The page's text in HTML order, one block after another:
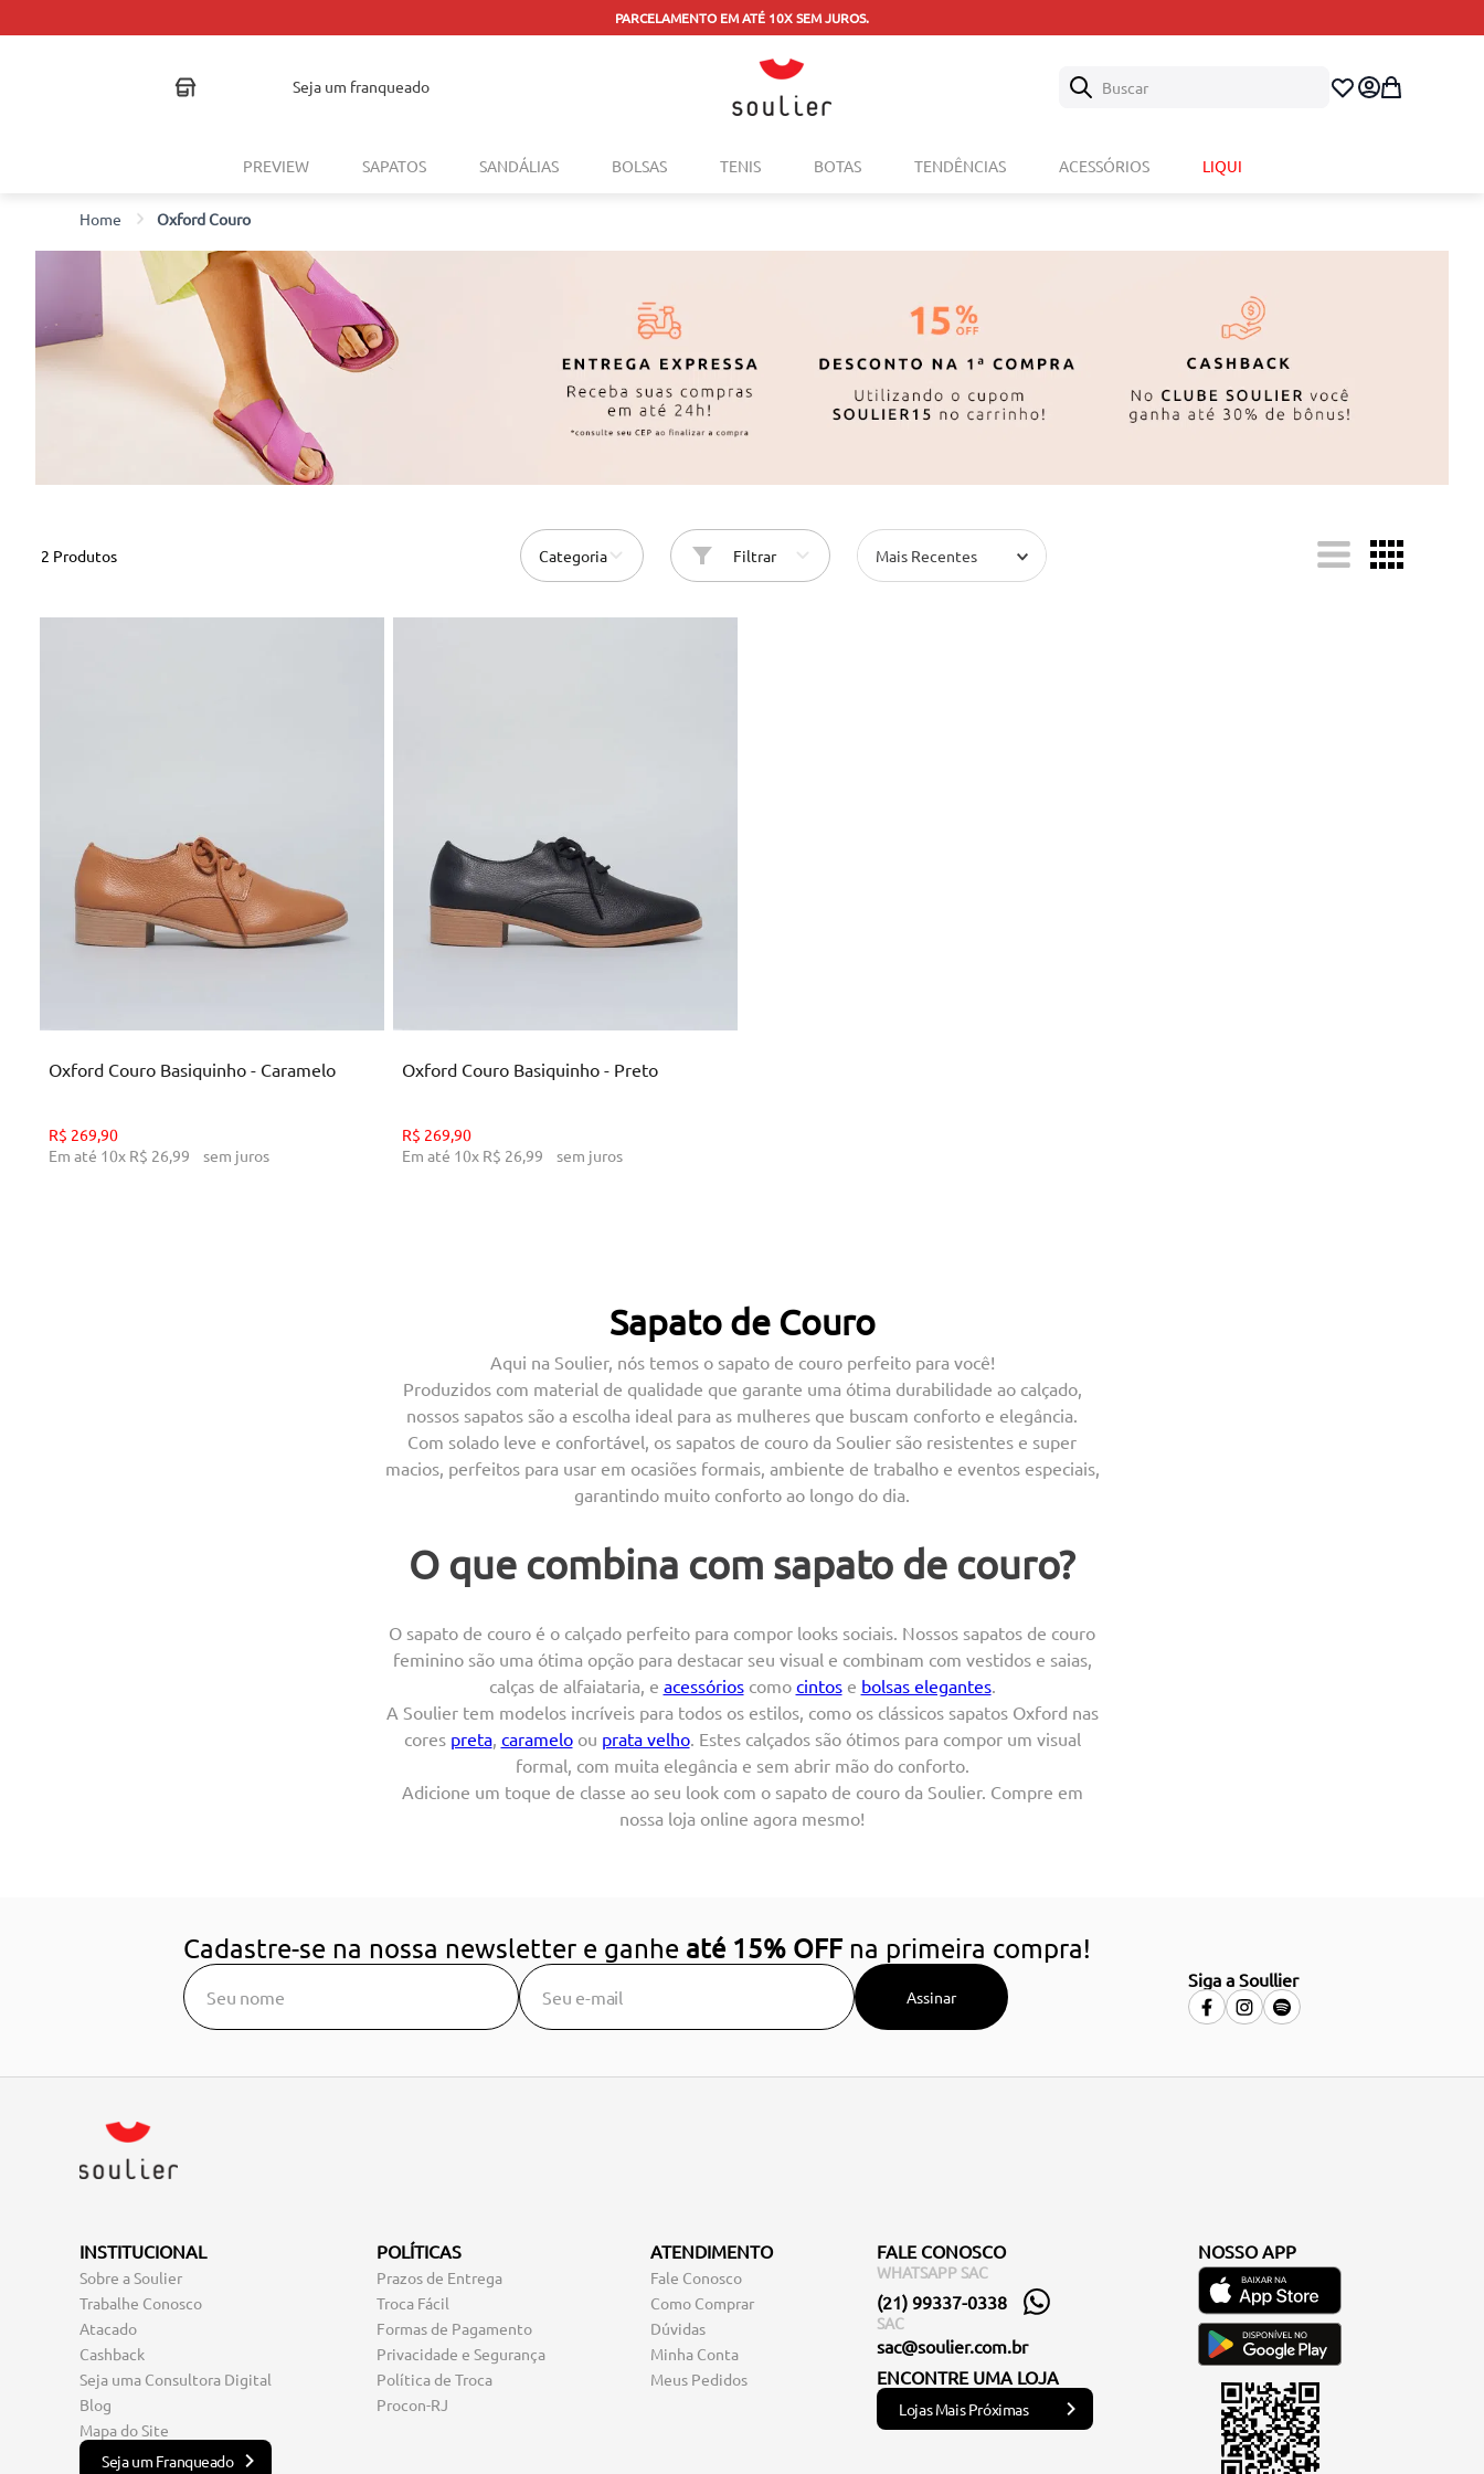
TROCA FÁCIL — TROQUE PELO SITE OU CONSULTE A LOJA MAIS PRÓXIMA.Consulte o regulamento de troca.
seja um franqueado Buscar
PREVIEW SAPATOS SANDÁLIAS BOLSAS TENIS BOTAS TENDÊNCIAS ACESSÓRIOS LIQUI
Oxford Couro
2 Produtos Categoria Filtrar Mais Recentes
Oxford Couro Basiquinho - Caramelo
R$ 269,90
Em até 10x R$ 26,99 sem juros
Oxford Couro Basiquinho - Preto
R$ 269,90
Em até 10x R$ 26,99 sem juros
Sapato de Couro
Aqui na Soulier, nós temos o sapato de couro perfeito para você!
Produzidos com material de qualidade que garante uma ótima durabilidade ao calçado,
nossos sapatos são a escolha ideal para as mulheres que buscam conforto e elegância.
Com solado leve e confortável, os sapatos de couro da Soulier são resistentes e super
macios, perfeitos para usar em ocasiões formais, ambiente de trabalho e eventos especiais,
garantindo muito conforto ao longo do dia.
O que combina com sapato de couro?
O sapato de couro é o calçado perfeito para compor looks sociais. Nossos sapatos de couro
feminino são uma ótima opção para destacar seu visual e combinam com vestidos e saias,
calças de alfaiataria, e acessórioscomo cintose bolsas elegantes.
A Soulier tem modelos incríveis para todos os estilos, como os clássicos sapatos Oxford nas
cores preta, carameloou prata velho. Estes calçados são ótimos para compor um visual
formal, com muita elegância e sem abrir mão do conforto.
Adicione um toque de classe ao seu look com o sapato de couro da Soulier. Compre em
nossa loja online agora mesmo!
Cadastre-se na nossa newsletter e ganhe até 15% OFFna primeira compra!
Assinar
Siga a Soullier
INSTITUCIONAL
Sobre a Soulier
Trabalhe Conosco
Atacado
Cashback
Seja uma Consultora Digital
Blog
Mapa do Site
Seja um Franqueado
POLÍTICAS
Prazos de Entrega
Troca Fácil
Formas de Pagamento
Privacidade e Segurança
Política de Troca
Procon-RJ
ATENDIMENTO
Fale Conosco
Como Comprar
Dúvidas
Minha Conta
Meus Pedidos
FALE CONOSCO
WHATSAPP SAC
(21) 99337-0338
SAC
sac@soulier.com.br
ENCONTRE UMA LOJA
Lojas Mais Próximas
NOSSO APP
1º
tenis
3º
sapatilha
mocassim
6º
sandalia
7º
tenis couro
9º
anabela
10º